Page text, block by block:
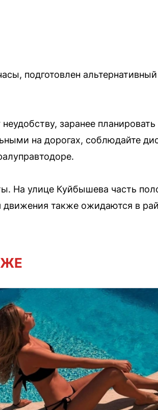
подготовлен альтернативный
заранее планировать
на дорогах, соблюдайте
На улице Куйбышева часть
движения также ожидаются в